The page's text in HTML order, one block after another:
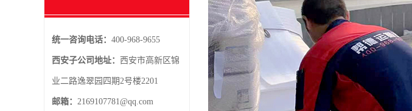
统一咨询电话： 400-968-9655
西安子公司地址： 西安市高新区锦
业二路逸翠园四期2号楼2201
邮箱： 2169107781@qq.com